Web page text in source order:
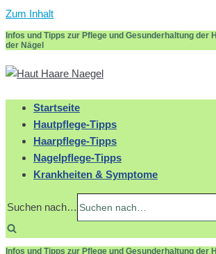
Zum Inhalt
Infos und Tipps zur Pflege und Gesunderhaltung der
der Nägel
Startseite
Hautpflege-Tipps
Haarpflege-Tipps
Nagelpflege-Tipps
Krankheiten & Symptome
Suchen nach…
Infos und Tipps zur Pflege und Gesunderhaltung der